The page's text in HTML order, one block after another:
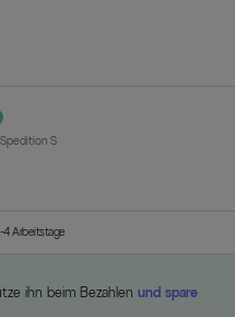
S
4 Arbeitstage
ihn beim Bezahlen und spare